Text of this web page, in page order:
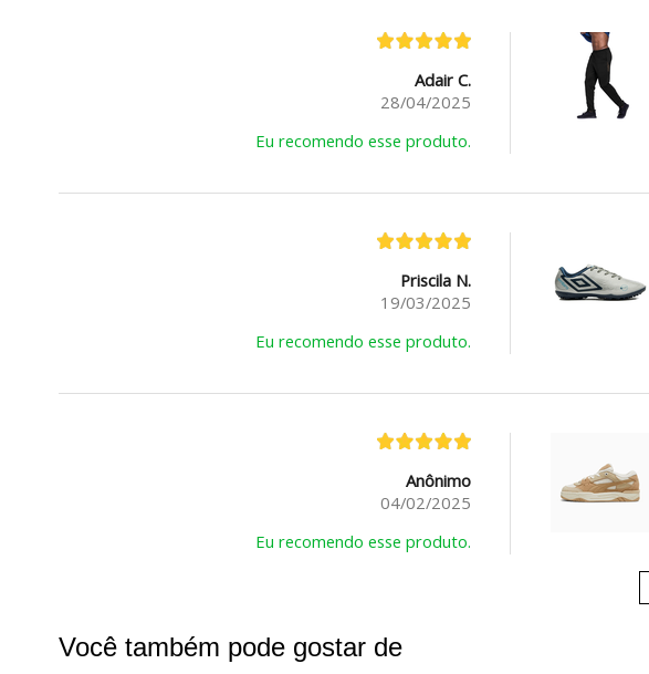
Adair C.
28/04/2025
Eu recomendo esse produto.
Priscila N.
19/03/2025
Eu recomendo esse produto.
Anônimo
04/02/2025
Eu recomendo esse produto.
Você também pode gostar de